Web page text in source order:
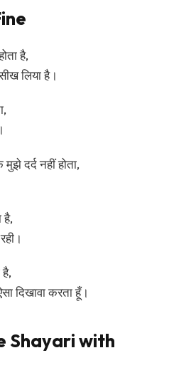
है,
लिया है।
दर्द नहीं होता,
है,
दिखावा करता हूँ।
Shayari with